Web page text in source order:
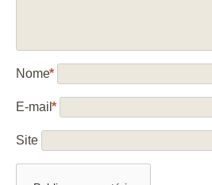
Nome*
E-mail*
Site